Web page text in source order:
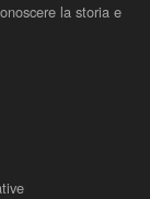
la storia e